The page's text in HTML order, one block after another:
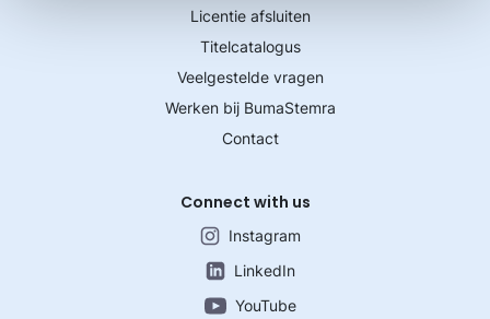
Licentie afsluiten
Titelcatalogus
Veelgestelde vragen
Werken bij BumaStemra
Contact
Connect with us
Instagram
LinkedIn
YouTube